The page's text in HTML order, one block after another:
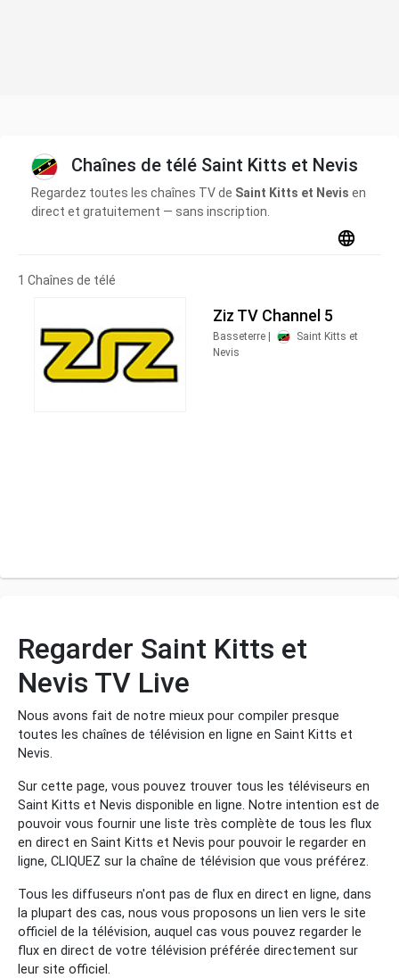
Chaînes de télé Saint Kitts et Nevis
Regardez toutes les chaînes TV de Saint Kitts et Nevis en
direct et gratuitement — sans inscription.
1 Chaînes de télé
Ziz TV Channel 5
Basseterre |
Saint Kitts et
Nevis
Regarder Saint Kitts et
Nevis TV Live
Nous avons fait de notre mieux pour compiler presque
toutes les chaînes de télévision en ligne en Saint Kitts et
Nevis.
Sur cette page, vous pouvez trouver tous les téléviseurs en
Saint Kitts et Nevis disponible en ligne. Notre intention est de
pouvoir vous fournir une liste très complète de tous les flux
en direct en Saint Kitts et Nevis pour pouvoir le regarder en
ligne, CLIQUEZ sur la chaîne de télévision que vous préférez.
Tous les diffuseurs n'ont pas de flux en direct en ligne, dans
la plupart des cas, nous vous proposons un lien vers le site
officiel de la télévision, auquel cas vous pouvez regarder le
flux en direct de votre télévision préférée directement sur
leur site officiel.